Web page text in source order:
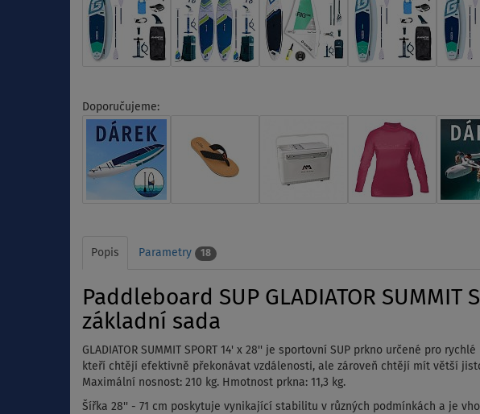
Doporučujeme:
Popis Parametry 18
Paddleboard SUP GLADIATOR
základní sada
GLADIATOR SUMMIT SPORT 14' x 28'' je sportovní SUP prkno určené pro
kteří chtějí efektivně překonávat vzdálenosti, ale zároveň chtějí mít větší
Maximální nosnost: 210 kg. Hmotnost prkna: 11,3 kg.
Šířka 28'' - 71 cm poskytuje vynikající stabilitu v různých podmínkách a je